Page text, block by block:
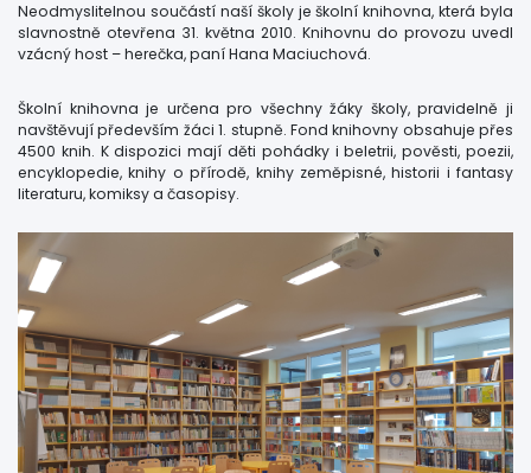
Neodmyslitelnou součástí naší školy je školní knihovna, která byla
slavnostně otevřena 31. května 2010. Knihovnu do provozu uvedl
vzácný host – herečka, paní Hana Maciuchová.
Školní knihovna je určena pro všechny žáky školy, pravidelně ji
navštěvují především žáci 1. stupně. Fond knihovny obsahuje přes
4500 knih. K dispozici mají děti pohádky i beletrii, pověsti, poezii,
encyklopedie, knihy o přírodě, knihy zeměpisné, historii i fantasy
literaturu, komiksy a časopisy.